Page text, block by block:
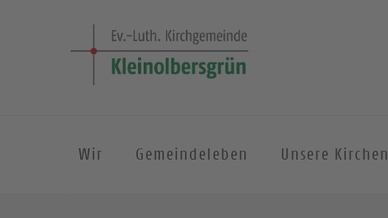
Wir Gemeindeleben Unsere Kirchen